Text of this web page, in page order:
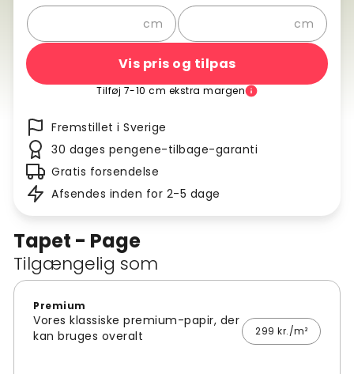
Tapet - Page
Tilgængelig som
Premium
Vores klassiske premium-papir, der
kan bruges overalt
299 kr./m²
cm cm
Vis pris og tilpas
Tilføj 7-10 cm ekstra margen
Fremstillet i Sverige
30 dages pengene-tilbage-garanti
Gratis forsendelse
Afsendes inden for 2-5 dage